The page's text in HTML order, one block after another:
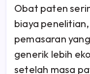
Obat paten
biaya
pemasaran
generik lebih
setelah masa